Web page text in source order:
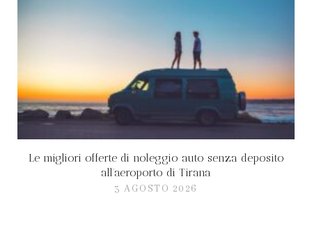
Le migliori offerte di noleggio auto senza deposito
all’aeroporto di Tirana
3 AGOSTO 2026